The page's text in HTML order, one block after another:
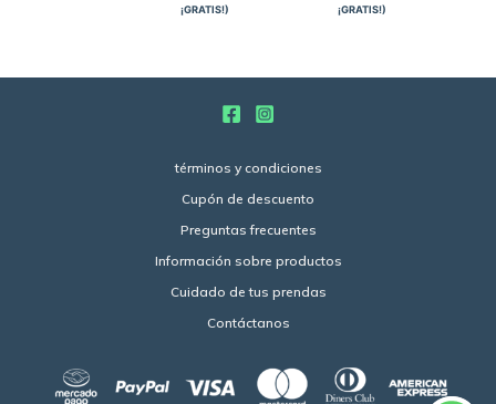
¡GRATIS!)
¡GRATIS!)
términos y condiciones
Cupón de descuento
Preguntas frecuentes
Información sobre productos
Cuidado de tus prendas
Contáctanos